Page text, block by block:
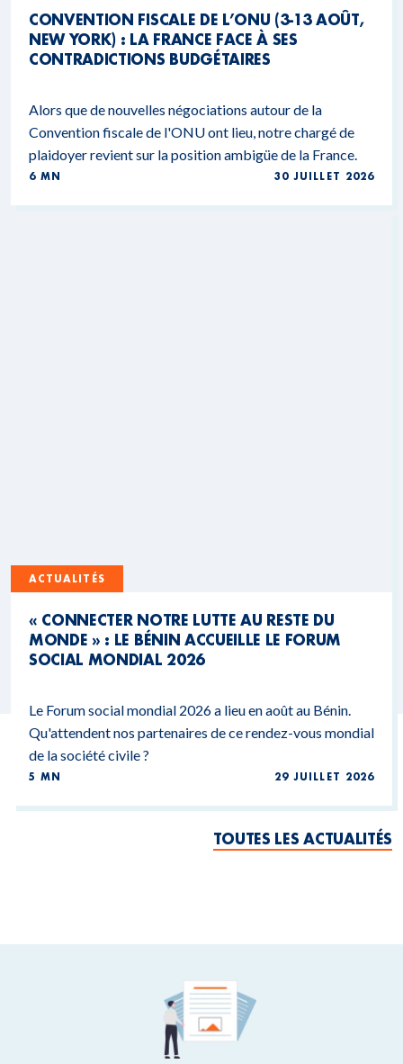
CONVENTION FISCALE DE L’ONU (3-13 AOÛT,
NEW YORK) : LA FRANCE FACE À SES
CONTRADICTIONS BUDGÉTAIRES
Alors que de nouvelles négociations autour de la
Convention fiscale de l'ONU ont lieu, notre chargé de
plaidoyer revient sur la position ambigüe de la France.
6 MN 30 JUILLET 2026
ACTUALITÉS
« CONNECTER NOTRE LUTTE AU RESTE DU
MONDE » : LE BÉNIN ACCUEILLE LE FORUM
SOCIAL MONDIAL 2026
Le Forum social mondial 2026 a lieu en août au Bénin.
Qu'attendent nos partenaires de ce rendez-vous mondial
de la société civile ?
5 MN 29 JUILLET 2026
TOUTES LES ACTUALITÉS